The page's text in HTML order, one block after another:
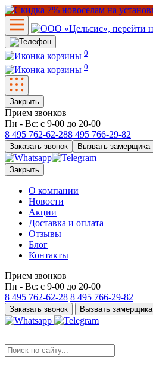
0
0
Закрыть
Прием звонков
Пн - Вс: с 9-00 до 20-00
8 495 762-62-288 495 766-29-82
Заказать звонок Вызвать замерщика
Закрыть
О компании
Новости
Акции
Доставка и оплата
Отзывы
Блог
Контакты
Прием звонков
Пн - Вс: с 9-00 до 20-00
8 495 762-62-28 8 495 766-29-82
Заказать звонок Вызвать замерщика